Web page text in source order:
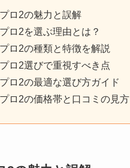
ロ2の魅力と誤解
ロ2を選ぶ理由とは？
ロ2の種類と特徴を解説
ロ2選びで重視すべき点
ロ2の最適な選び方ガイド
ロ2の価格帯と口コミの見方